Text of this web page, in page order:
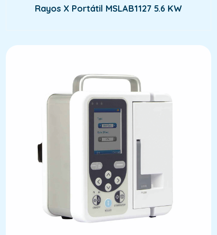
Rated 5.00
out
of 5
Rayos X Portátil MSLAB1127 5.6 KW